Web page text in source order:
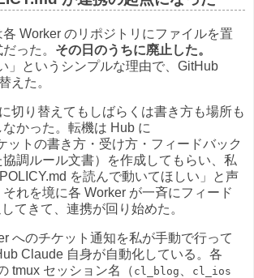
Worker のリポジトリにファイルを置
った。 その日のうちに廃止した。
」というシンプルな理由で、GitHub
えた。
切り替えてもしばらくは書き方も場所も
かった。転機は Hub に
ットの書き方・受け方・フィードバック
調ルール文書）を作成してもらい、私
を読んで動いてほしい」と声
れを境に各 Worker が一斉にフィード
てきて、連携が回り始めた。
へのチケット通知を私が手動で行って
Claude 自身が自動化している。各
tmux セッション名（ cl_blog cl_ios